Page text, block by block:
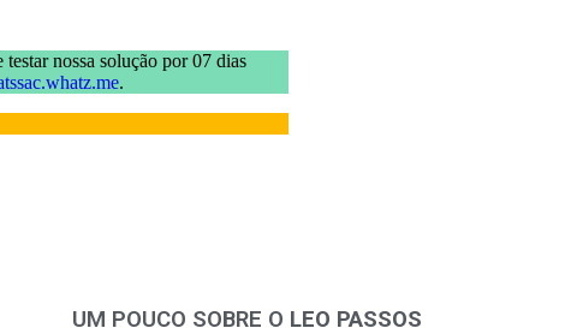
testar nossa solução por 07 dias
.
UM POUCO SOBRE O LEO PASSOS